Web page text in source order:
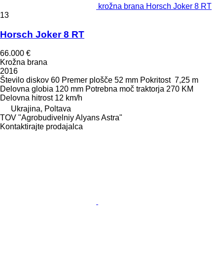
krožna brana Horsch Joker 8 RT
13
Horsch Joker 8 RT
66.000 €
Krožna brana
2016
Število diskov 60 Premer plošče 52 mm Pokritost 7,25 m
Delovna globia 120 mm Potrebna moč traktorja 270 KM
Delovna hitrost 12 km/h
Ukrajina, Poltava
TOV "Agrobudivelniy Alyans Astra"
Kontaktirajte prodajalca